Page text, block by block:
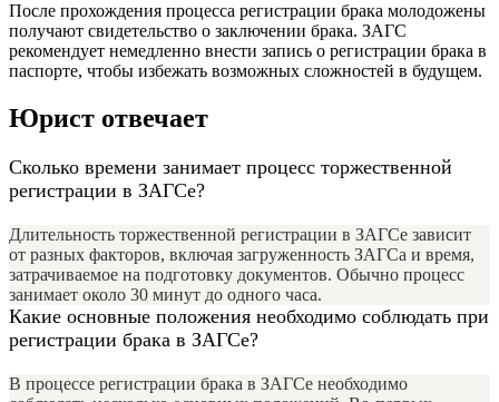
После прохождения процесса регистрации брака молодожены
получают свидетельство о заключении брака. ЗАГС
рекомендует немедленно внести запись о регистрации брака в
паспорте, чтобы избежать возможных сложностей в будущем.
Юрист отвечает
Сколько времени занимает процесс торжественной
регистрации в ЗАГСе?
Длительность торжественной регистрации в ЗАГСе зависит
от разных факторов, включая загруженность ЗАГСа и время,
затрачиваемое на подготовку документов. Обычно процесс
занимает около 30 минут до одного часа.
Какие основные положения необходимо соблюдать при
регистрации брака в ЗАГСе?
В процессе регистрации брака в ЗАГСе необходимо